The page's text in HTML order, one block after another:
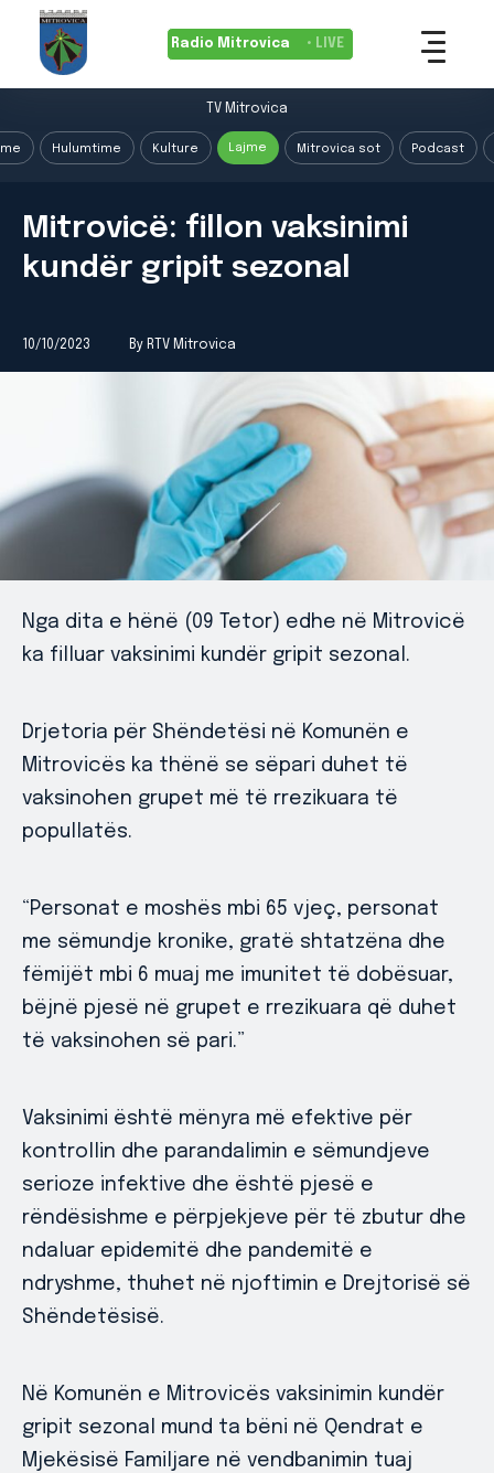
Radio Mitrovica • LIVE
TV Mitrovica
Hulumtime Kulture Lajme Mitrovica sot Podcast
Mitrovicë: fillon vaksinimi
kundër gripit sezonal
10/10/2023 By RTV Mitrovica
Nga dita e hënë (09 Tetor) edhe në Mitrovicë
ka filluar vaksinimi kundër gripit sezonal.
Drjetoria për Shëndetësi në Komunën e
Mitrovicës ka thënë se sëpari duhet të
vaksinohen grupet më të rrezikuara të
popullatës.
“Personat e moshës mbi 65 vjeç, personat
me sëmundje kronike, gratë shtatzëna dhe
fëmijët mbi 6 muaj me imunitet të dobësuar,
bëjnë pjesë në grupet e rrezikuara që duhet
të vaksinohen së pari.”
Vaksinimi është mënyra më efektive për
kontrollin dhe parandalimin e sëmundjeve
serioze infektive dhe është pjesë e
rëndësishme e përpjekjeve për të zbutur dhe
ndaluar epidemitë dhe pandemitë e
ndryshme, thuhet në njoftimin e Drejtorisë së
Shëndetësisë.
Në Komunën e Mitrovicës vaksinimin kundër
gripit sezonal mund ta bëni në Qendrat e
Mjekësisë Familjare në vendbanimin tuaj